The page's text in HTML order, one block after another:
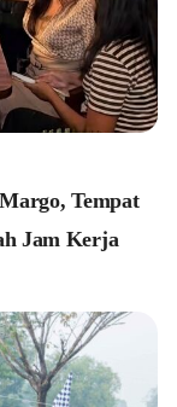
Tempat
Jam Kerja